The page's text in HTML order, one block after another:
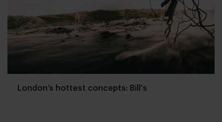
London’s hottest concepts: Bill's